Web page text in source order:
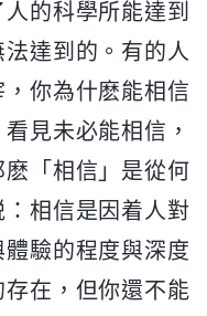
的科學所能達到
達到的。有的人
你為什麽能相信
見未必能相信，
「相信」是從何
相信是因着人對
驗的程度與深度
在，但你還不能